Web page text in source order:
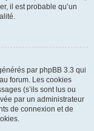
il est probable qu’un
par phpBB 3.3 qui
forum. Les cookies
(s’ils sont lus ou
par un administrateur
de connexion et de